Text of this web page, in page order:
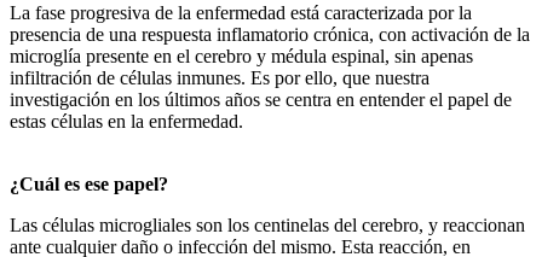
La fase progresiva de la enfermedad está caracterizada por la
presencia de una respuesta inflamatorio crónica, con activación de la
microglía presente en el cerebro y médula espinal, sin apenas
infiltración de células inmunes. Es por ello, que nuestra
investigación en los últimos años se centra en entender el papel de
estas células en la enfermedad.
¿Cuál es ese papel?
Las células microgliales son los centinelas del cerebro, y reaccionan
ante cualquier daño o infección del mismo. Esta reacción, en